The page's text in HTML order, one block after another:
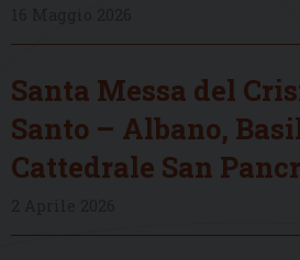
Santa Messa del
Santo – Albano,
Cattedrale San